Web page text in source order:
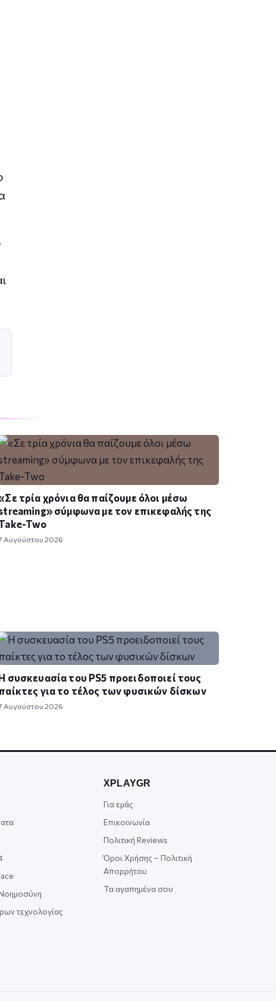
τρία χρόνια θα παίζουμε όλοι μέσω
σύμφωνα με τον επικεφαλής της
Two
Αυγούστου 2026
συσκευασία του PS5 προειδοποιεί τους
για το τέλος των φυσικών δίσκων
Αυγούστου 2026
τεχνολογίας
XPLAYGR
Για εμάς
Επικοινωνία
Πολιτική Reviews
Όροι Χρήσης – Πολιτική
Απορρήτου
Τα αγαπημένα σου